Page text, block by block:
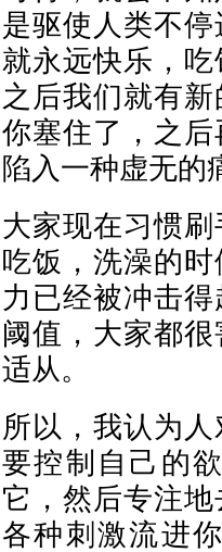
是驱使人类不
就永远快乐，
之后我们就有
你塞住了，之
陷入一种虚无的
大家现在习惯
吃饭，洗澡的
力已经被冲击
阈值，大家都
适从。
所以，我认为
要控制自己的
它，然后专注
各种刺激流进